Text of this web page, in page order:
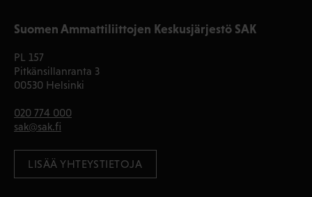
Suomen Ammattiliittojen Keskusjärjestö SAK
PL 157
Pitkänsillanranta 3
00530 Helsinki
020 774 000
sak@sak.fi
LISÄÄ YHTEYSTIETOJA